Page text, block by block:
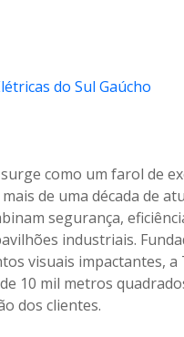
surge como um farol de
de uma década de
segurança,
industriais.
visuais impactantes, a
10 mil metros
dos clientes.